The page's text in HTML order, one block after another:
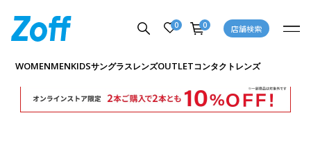
0 0 店舗検索
WOMENMENKIDSサングラスレンズOUTLETコンタクトレンズ
商品詳細ページへ